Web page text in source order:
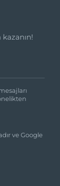
ve Google